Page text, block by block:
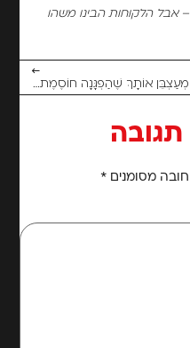
הלקוחות הבינו משהו
←
מסומנים *